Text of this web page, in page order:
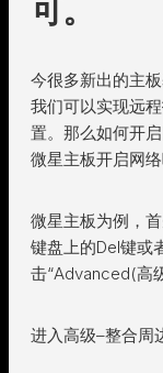
可。
今很多新出的主
我们可以实现远
置。那么如何开
微星主板开启网
微星主板为例，
键盘上的Del键或
击“Advanced(高
进入高级–整合周